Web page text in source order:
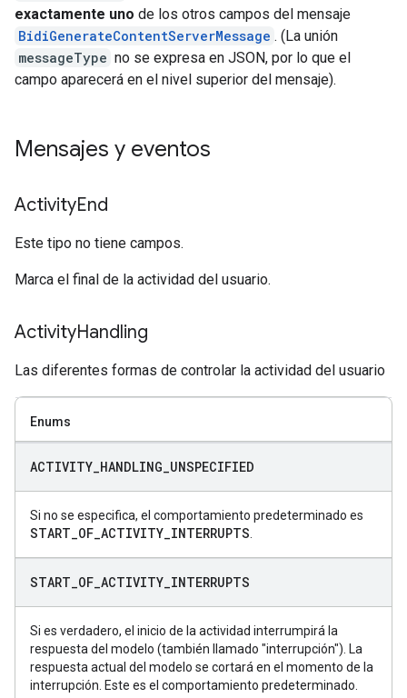
exactamente uno de los otros campos del mensaje
BidiGenerateContentServerMessage . (La unión
messageType no se expresa en JSON, por lo que el
campo aparecerá en el nivel superior del mensaje).
Mensajes y eventos
ActivityEnd
Este tipo no tiene campos.
Marca el final de la actividad del usuario.
ActivityHandling
Las diferentes formas de controlar la actividad del usuario
Enums
ACTIVITY HANDLING UNSPECIFIED
Si no se especifica, el comportamiento predeterminado es
START_OF_ACTIVITY_INTERRUPTS
START OF ACTIVITY INTERRUPTS
Si es verdadero, el inicio de la actividad interrumpirá la
respuesta del modelo (también llamado "interrupción"). La
respuesta actual del modelo se cortará en el momento de la
interrupción. Este es el comportamiento predeterminado.